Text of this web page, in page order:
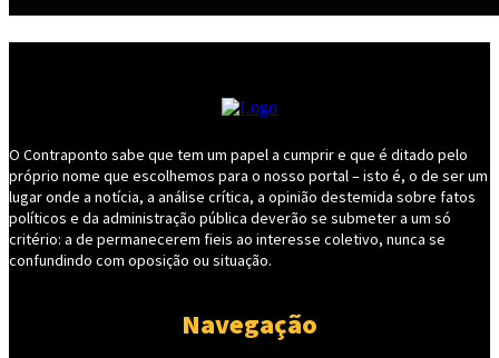
O Contraponto sabe que tem um papel a cumprir e que é ditado pelo
próprio nome que escolhemos para o nosso portal – isto é, o de ser um
lugar onde a notícia, a análise crítica, a opinião destemida sobre fatos
políticos e da administração pública deverão se submeter a um só
critério: a de permanecerem fieis ao interesse coletivo, nunca se
confundindo com oposição ou situação.
Navegação